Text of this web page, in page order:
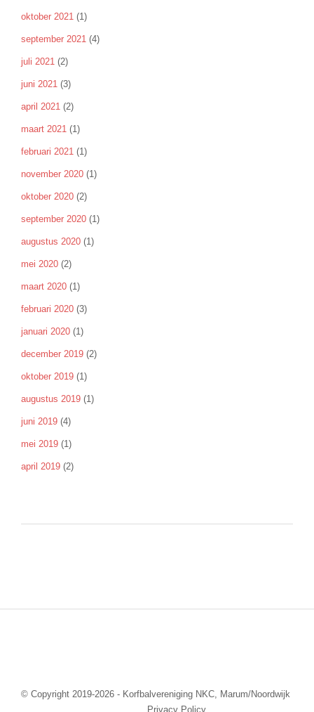
oktober 2021 (1)
september 2021 (4)
juli 2021 (2)
juni 2021 (3)
april 2021 (2)
maart 2021 (1)
februari 2021 (1)
november 2020 (1)
oktober 2020 (2)
september 2020 (1)
augustus 2020 (1)
mei 2020 (2)
maart 2020 (1)
februari 2020 (3)
januari 2020 (1)
december 2019 (2)
oktober 2019 (1)
augustus 2019 (1)
juni 2019 (4)
mei 2019 (1)
april 2019 (2)
© Copyright 2019-2026 - Korfbalvereniging NKC, Marum/Noordwijk
Privacy Policy